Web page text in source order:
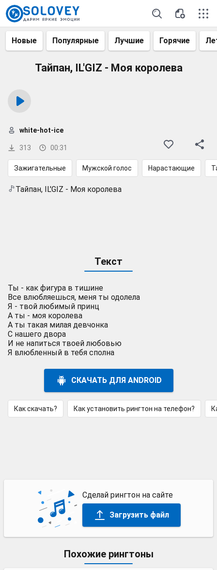
Новые Популярные Лучшие Горячие
Тайпан, IL'GIZ - Моя королева
313 00:31
white-hot-ice
Зажигательные Мужской голос Нарастающие
Тайпан, IL'GIZ - Моя королева
Текст
Ты - как фигура в тишине
Все влюбляешься, меня ты одолела
Я - твой любимый принц
А ты - моя королева
А ты такая милая девчонка
С нашего двора
И не напиться твоей любовью
Я влюбленный в тебя сполна
СКАЧАТЬ ДЛЯ ANDROID
Как скачать? Как установить рингтон на телефон?
Сделай рингтон на сайте
Загрузить файл
Похожие рингтоны